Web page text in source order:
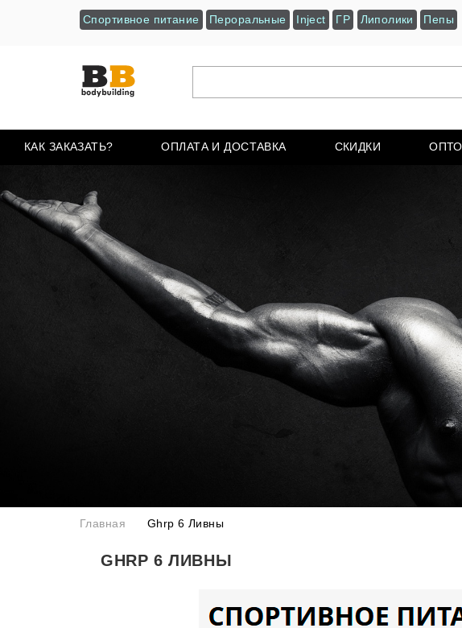
Спортивное питание Пероральные Inject ГР Липолики Пепы
КАК ЗАКАЗАТЬ? ОПЛАТА И ДОСТАВКА СКИДКИ
Главная Ghrp 6 Ливны
GHRP 6 ЛИВНЫ